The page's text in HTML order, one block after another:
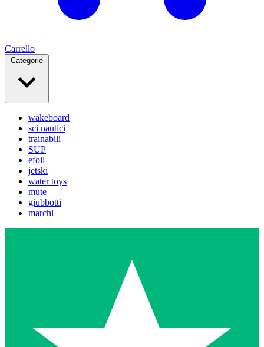
Carrello
Categorie
wakeboard
sci nautici
trainabili
SUP
efoil
jetski
water toys
mute
giubbotti
marchi